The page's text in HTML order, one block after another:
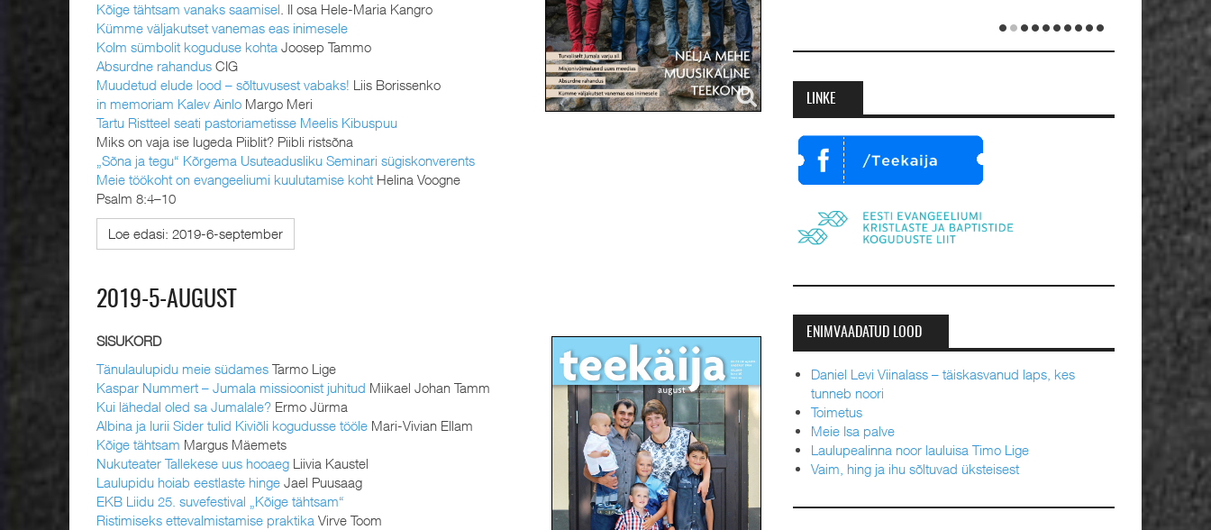
Kõige tähtsam vanaks saamisel . II osa Hele-Maria Kangro
Kümme väljakutset vanemas eas inimesele
Kolm sümbolit koguduse kohta Joosep Tammo
Absurdne rahandus CIG
Muudetud elude lood – sõltuvusest vabaks! Liis Borissenko
in memoriam Kalev Ainlo Margo Meri
Tartu Ristteel seati pastoriametisse Meelis Kibuspuu
Miks on vaja ise lugeda Piiblit? Piibli ristsõna
„Sõna ja tegu“ Kõrgema Usuteadusliku Seminari sügiskonverents
Meie töökoht on evangeeliumi kuulutamise koht Helina Voogne
Psalm 8:4–10
Loe edasi: 2019-6-september
2019-5-AUGUST
SISUKORD
Tänulaulupidu meie südames Tarmo Lige
Kaspar Nummert – Jumala missioonist juhitud Miikael Johan Tamm
Kui lähedal oled sa Jumalale? Ermo Jürma
Albina ja Iurii Sider tulid Kiviõli kogudusse tööle Mari-Vivian Ellam
Kõige tähtsam Margus Mäemets
Nukuteater Tallekese uus hooaeg Liivia Kaustel
Laulupidu hoiab eestlaste hinge Jael Puusaag
EKB Liidu 25. suvefestival „Kõige tähtsam“
Ristimiseks ettevalmistamise praktika Virve Toom
LINKE
ENIMVAADATUD LOOD
Daniel Levi Viinalass – täiskasvanud laps, kes
tunneb noori
Toimetus
Meie Isa palve
Laulupealinna noor lauluisa Timo Lige
Vaim, hing ja ihu sõltuvad üksteisest